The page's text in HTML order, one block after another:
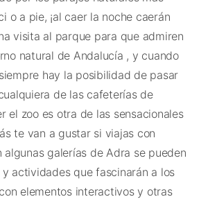
o a pie, ¡al caer la noche caerán
visita al parque para que admiren
natural de Andalucía , y cuando
hay la posibilidad de pasar
de las cafeterías de
el zoo es otra de las sensacionales
te van a gustar si viajas con
algunas galerías de Adra se pueden
actividades que fascinarán a los
elementos interactivos y otras